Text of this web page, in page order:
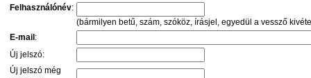
Felhasználónév:
(bármilyen betű, szám, szóköz, írásjel, egyedül a vessző
E-mail :
Új jelszó:
Új jelszó még